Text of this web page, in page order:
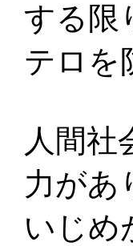
する限
テロを
人間社
力があ
いじめ